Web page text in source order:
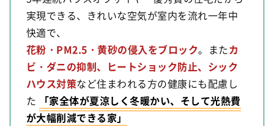
実現できる、きれいな空気が室内を流れ一年中
快適で、
花粉・PM2.5・黄砂の侵入をブロック。またカ
ビ・ダニの抑制、ヒートショック防止、シック
ハウス対策など住まわれる方の健康にも配慮し
た
「家全体が夏涼しく冬暖かい、そして光熱費
が大幅削減できる家」